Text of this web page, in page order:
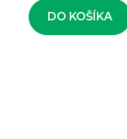
DO KOŠÍKA